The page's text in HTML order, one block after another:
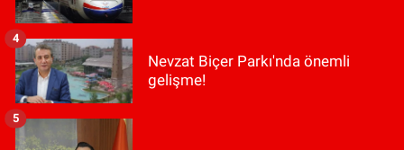
Nevzat Biçer Parkı'nda önemli
gelişme!
4
5